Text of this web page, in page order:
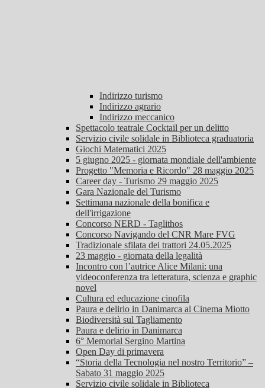
Indirizzo turismo
Indirizzo agrario
Indirizzo meccanico
Spettacolo teatrale Cocktail per un delitto
Servizio civile solidale in Biblioteca graduatoria
Giochi Matematici 2025
5 giugno 2025 - giornata mondiale dell'ambiente
Progetto "Memoria e Ricordo" 28 maggio 2025
Career day - Turismo 29 maggio 2025
Gara Nazionale del Turismo
Settimana nazionale della bonifica e
dell'irrigazione
Concorso NERD - Taglithos
Concorso Navigando del CNR Mare FVG
Tradizionale sfilata dei trattori 24.05.2025
23 maggio - giornata della legalità
Incontro con l’autrice Alice Milani: una
videoconferenza tra letteratura, scienza e graphic
novel
Cultura ed educazione cinofila
Paura e delirio in Danimarca al Cinema Miotto
Biodiversità sul Tagliamento
Paura e delirio in Danimarca
6° Memorial Sergino Martina
Open Day di primavera
“Storia della Tecnologia nel nostro Territorio” –
Sabato 31 maggio 2025
Servizio civile solidale in Biblioteca